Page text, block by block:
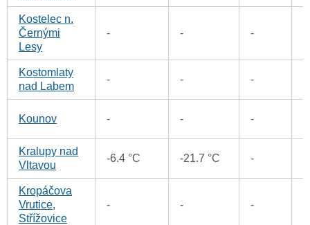
Kostelec n.
Černými
Lesy
- - -
Kostomlaty
nad Labem
- - -
Kounov - - -
Kralupy nad
Vltavou
-6.4 °C -21.7 °C -
Kropáčova
Vrutice,
Střížovice
- - -